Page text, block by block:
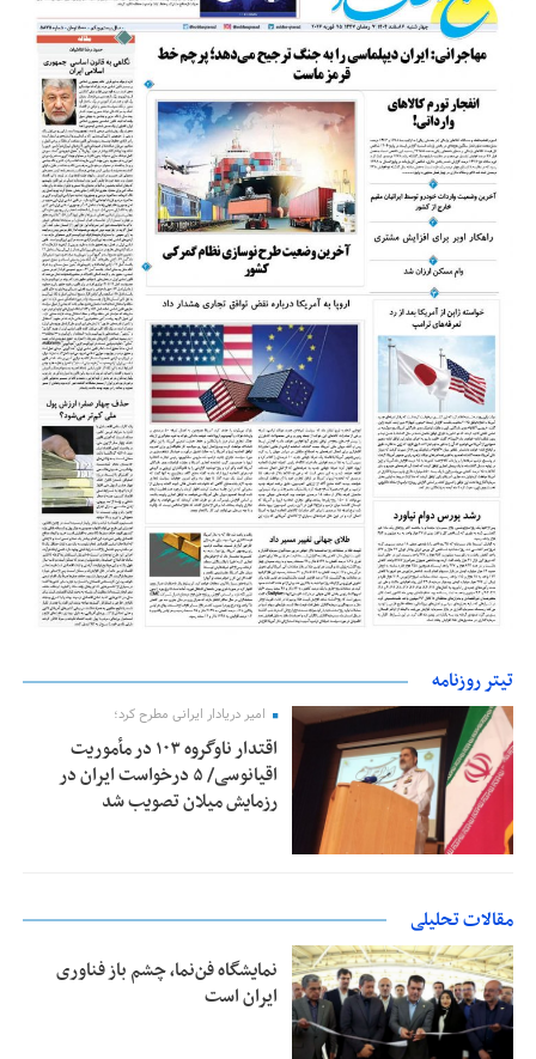
تیتر روزنامه
امیر دریادار ایرانی مطرح کرد؛
اقتدار ناوگروه ۱۰۳ در مأموریت‌
اقیانوسی/ ۵ درخواست ایران در
رزمایش میلان تصویب شد
مقالات تحلیلی
نمایشگاه فن‌نما، چشم باز فناوری
ایران است